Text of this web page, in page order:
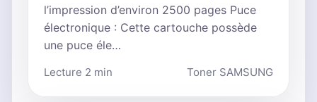
l’impression d’environ 2500 pages Puce
électronique : Cette cartouche possède
une puce éle…
Lecture 2 min Toner SAMSUNG